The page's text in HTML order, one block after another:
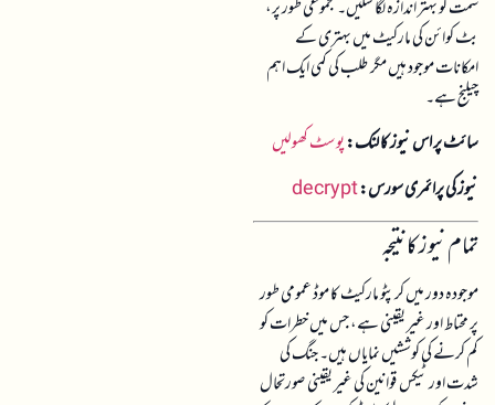
سمت کو بہتر اندازہ لگا سکیں۔ مجموعی طور پر،
بٹ کوائن کی مارکیٹ میں بہتری کے
امکانات موجود ہیں مگر طلب کی کمی ایک اہم
چیلنج ہے۔
سائٹ پر اس نیوز کا لنک:پوسٹ کھولیں
نیوز کی پرائمری سورس:decrypt
تمام نیوز کا نتیجہ
موجودہ دور میں کرپٹو مارکیٹ کا موڈ عمومی طور
پر محتاط اور غیر یقینی ہے، جس میں خطرات کو
کم کرنے کی کوششیں نمایاں ہیں۔ جنگ کی
شدت اور ٹیکس قوانین کی غیر یقینی صورتحال